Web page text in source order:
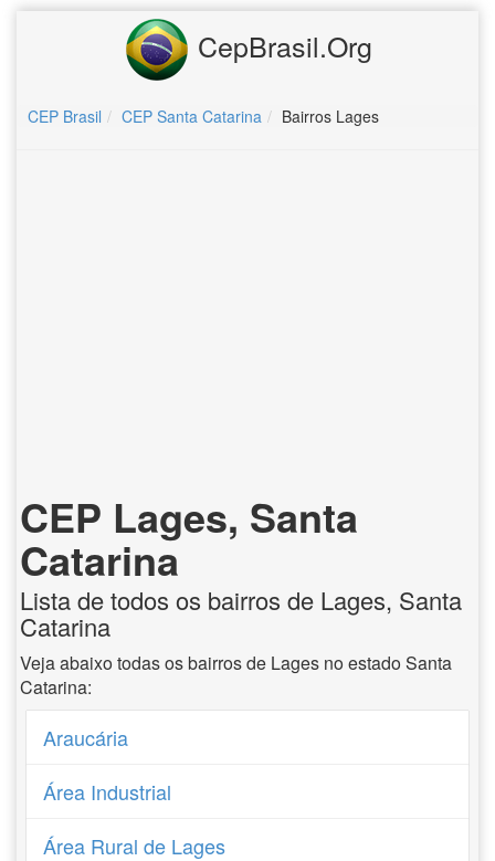
CepBrasil.Org
CEP Brasil CEP Santa Catarina Bairros Lages
CEP Lages, Santa
Catarina
Lista de todos os bairros de Lages, Santa
Catarina
Veja abaixo todas os bairros de Lages no estado Santa
Catarina:
Araucária
Área Industrial
Área Rural de Lages